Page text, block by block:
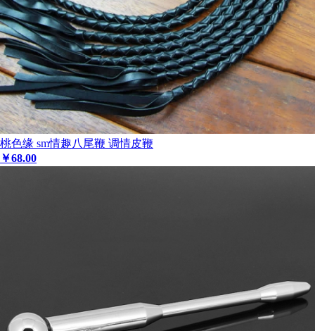
桃色缘 sm情趣八尾鞭 调情皮鞭
￥68.00